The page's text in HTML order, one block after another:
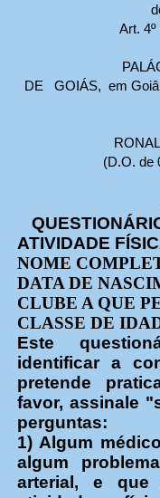
Art.
DE GOIÁS, em
(D.O. de
ATIVIDADE
NOME
DATA DE
CLUBE A QUE
CLASSE DE
Este
identificar a
pretende
favor, assinale
perguntas:
1) Algum
algum
arterial, e que